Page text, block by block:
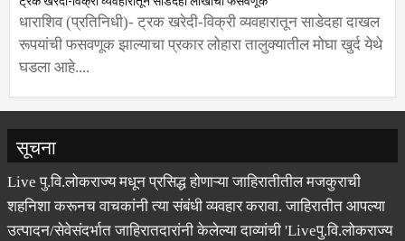
धाराशिव (प्रतिनिधी)- ट्रक खरेदी-विक्री व्यवहारातून साडेदहा दाखल
रूपयांची फसवणूक झाल्याचा प्रकार लोहारा तालुक्यातील मोघा खुर्द येथे
घडला आहे....
सूचना
Live पु.वि.लोकराज्य मधून प्रसिद्ध होणाऱ्या जाहिरातीतील मजकुराची
शहनिशा करूनच वाचकांनी त्या संबंधी व्यवहार करावा. जाहिरातीत आपल्या
उत्पादन/सेवेसंदर्भात जाहिरातदारांनी केलेल्या दाव्यांची 'Liveपु.वि.लोकराज्य